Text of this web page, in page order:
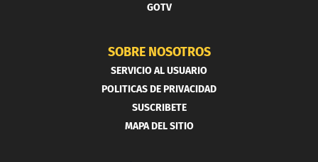
GOTV
SOBRE NOSOTROS
SERVICIO AL USUARIO
POLITICAS DE PRIVACIDAD
SUSCRIBETE
MAPA DEL SITIO